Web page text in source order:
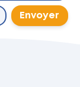
Envoyer